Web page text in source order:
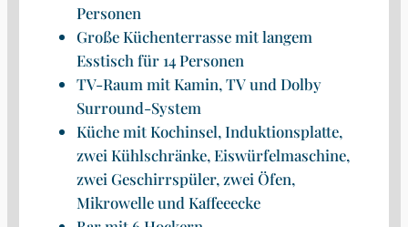
Personen
Große Küchenterrasse mit langem
Esstisch für 14 Personen
TV-Raum mit Kamin, TV und Dolby
Surround-System
Küche mit Kochinsel, Induktionsplatte,
zwei Kühlschränke, Eiswürfelmaschine,
zwei Geschirrspüler, zwei Öfen,
Mikrowelle und Kaffeeecke